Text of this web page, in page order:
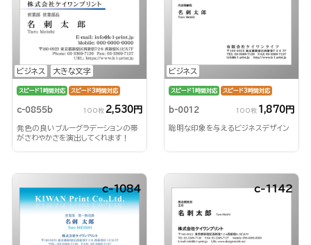
ビジネス 大きな文字
スピード1時間対応 スピード3時間対応
c-0855b 100枚 2,530円
発色の良いブルーグラデーションの帯
がさわやかさを演出してくれます！
ビジネス
スピード1時間対応 スピード3時間対応
b-0012 100枚 1,870円
聡明な印象を与えるビジネスデザイン
c-1084 c-1142